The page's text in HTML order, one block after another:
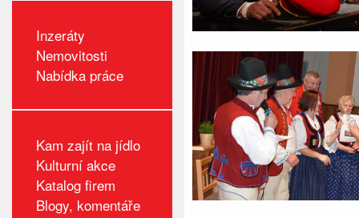
Inzeráty
Nemovitosti
Nabídka práce
Kam zajít na jídlo
Kulturní akce
Katalog firem
Blogy, komentáře